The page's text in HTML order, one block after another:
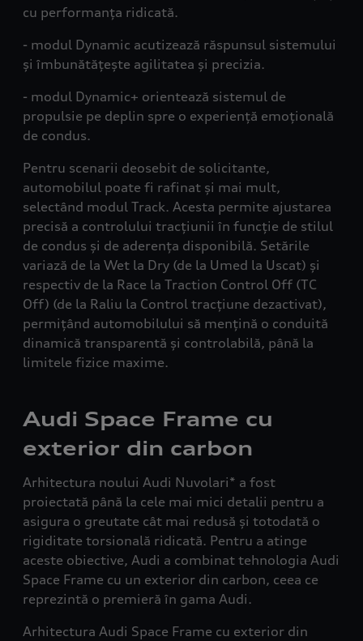
cu performanța ridicată.
- modul Dynamic acutizează răspunsul sistemului
și îmbunătățește agilitatea și precizia.
- modul Dynamic+ orientează sistemul de
propulsie pe deplin spre o experiență emoțională
de condus.
Pentru scenarii deosebit de solicitante,
automobilul poate fi rafinat și mai mult,
selectând modul Track. Acesta permite ajustarea
precisă a controlului tracțiunii în funcție de stilul
de condus și de aderența disponibilă. Setările
variază de la Wet la Dry (de la Umed la Uscat) și
respectiv de la Race la Traction Control Off (TC
Off) (de la Raliu la Control tracțiune dezactivat),
permițând automobilului să mențină o conduită
dinamică transparentă și controlabilă, până la
limitele fizice maxime.
Audi Space Frame cu
exterior din carbon
Arhitectura noului Audi Nuvolari* a fost
proiectată până la cele mai mici detalii pentru a
asigura o greutate cât mai redusă și totodată o
rigiditate torsională ridicată. Pentru a atinge
aceste obiective, Audi a combinat tehnologia Audi
Space Frame cu un exterior din carbon, ceea ce
reprezintă o premieră în gama Audi.
Arhitectura Audi Space Frame cu exterior din